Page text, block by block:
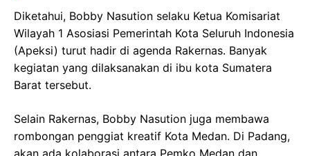
Diketahui, Bobby Nasution selaku Ketua Komisariat
Wilayah 1 Asosiasi Pemerintah Kota Seluruh Indonesia
(Apeksi) turut hadir di agenda Rakernas. Banyak
kegiatan yang dilaksanakan di ibu kota Sumatera
Barat tersebut.
Selain Rakernas, Bobby Nasution juga membawa
rombongan penggiat kreatif Kota Medan. Di Padang,
akan ada kolaborasi antara Pemko Medan dan